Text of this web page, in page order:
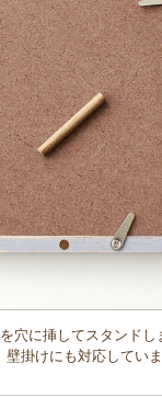
穴に挿してスタンドし
掛けにも対応してい